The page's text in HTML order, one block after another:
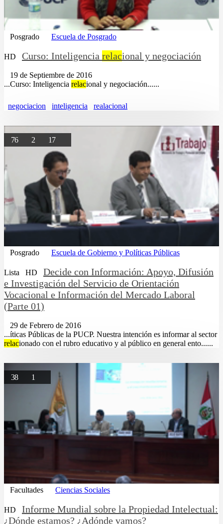
Posgrado Escuela de Posgrado
HD Curso: Inteligencia relacional y negociación
19 de Septiembre de 2016
...Curso: Inteligencia relacional y negociación......
negociacion inteligencia realacional
76 2 17
Posgrado Escuela de Gobierno y Políticas Públicas
Lista HD
Decide con Información: Apoyo, Difusión
e Investigación del Servicio de Orientación
Vocacional e Información del Mercado Laboral
(Parte 01)
29 de Febrero de 2016
...íticas Públicas de la PUCP. Nuestra intención es informar al sector
relacionado con el rubro educativo y al público en general ento......
38 1
Facultades Ciencias Sociales
HD
Informe Mundial sobre la Propiedad Intelectual:
¿Dónde estamos? ¿Adónde vamos?